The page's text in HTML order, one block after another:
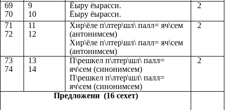
69
70
9
10
Ёыру ёырасси.
Ёыру ёырасси.
2
71
72
11
12
Хир\ёле п\лтер\шл\ палл= яч\сем
(антонимсем)
Хир\ёле п\лтер\шл\ палл= яч\сем
(антонимсем)
2
73
74
13
14
П\решкел п\лтер\шл\ палл=
яч\сем (синонимсем)
П\решкел п\лтер\шл\ палл=
яч\сем (синонимсем)
2
Предложени (16 сехет)